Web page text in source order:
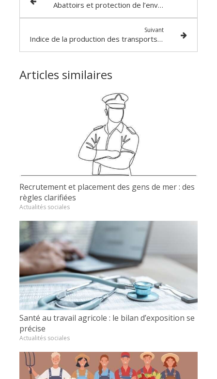
Abattoirs et protection de l’environnement : quelles modalités ?
Suivant
Indice de la production des transports aériens - Année 2025
Articles similaires
Recrutement et placement des gens de mer : des
règles clarifiées
Actualités sociales
Santé au travail agricole : le bilan d’exposition se
précise
Actualités sociales